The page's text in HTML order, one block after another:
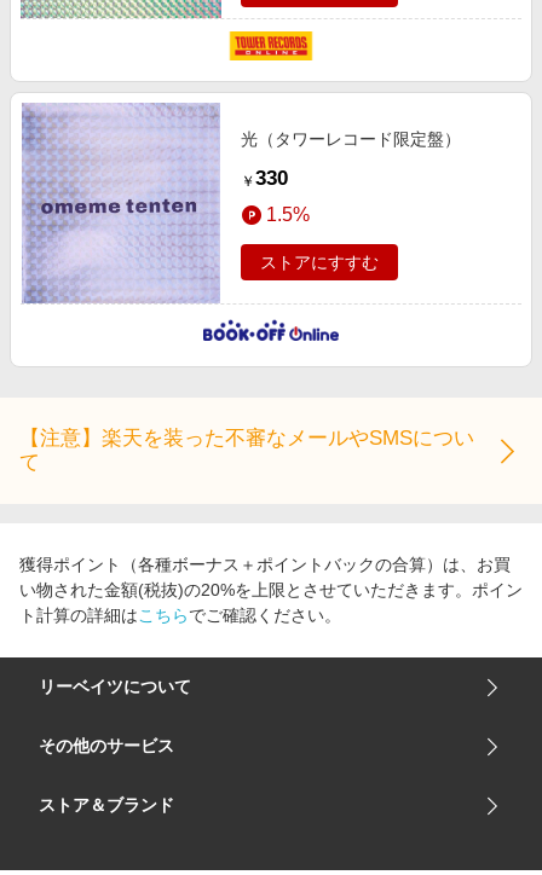
光（タワーレコード限定盤）
￥ 330
1.5%
ストアにすすむ
【注意】楽天を装った不審なメールやSMSについ
て
獲得ポイント（各種ボーナス＋ポイントバックの合算）は、お買
い物された金額(税抜)の20%を上限とさせていただきます。ポイン
ト計算の詳細はこちらでご確認ください。
リーベイツについて
会社概要
サイトマップ
その他のサービス
楽天市場
ストア＆ブランド